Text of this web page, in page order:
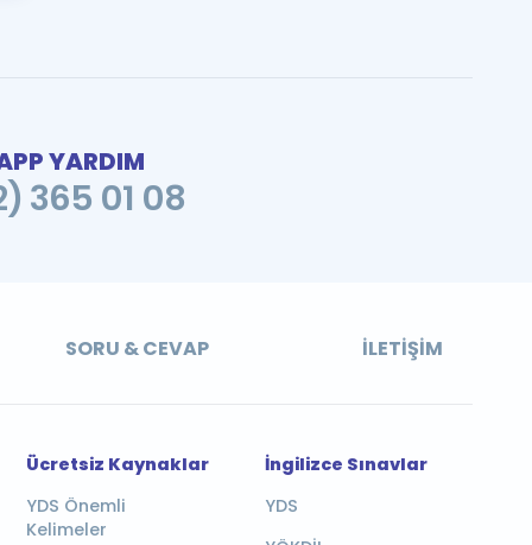
YARDIM
365 01 08
SORU & CEVAP İLETIŞIM
Ücretsiz Kaynaklar
YDS Önemli
Kelimeler
İngilizce Sınavlar
YDS